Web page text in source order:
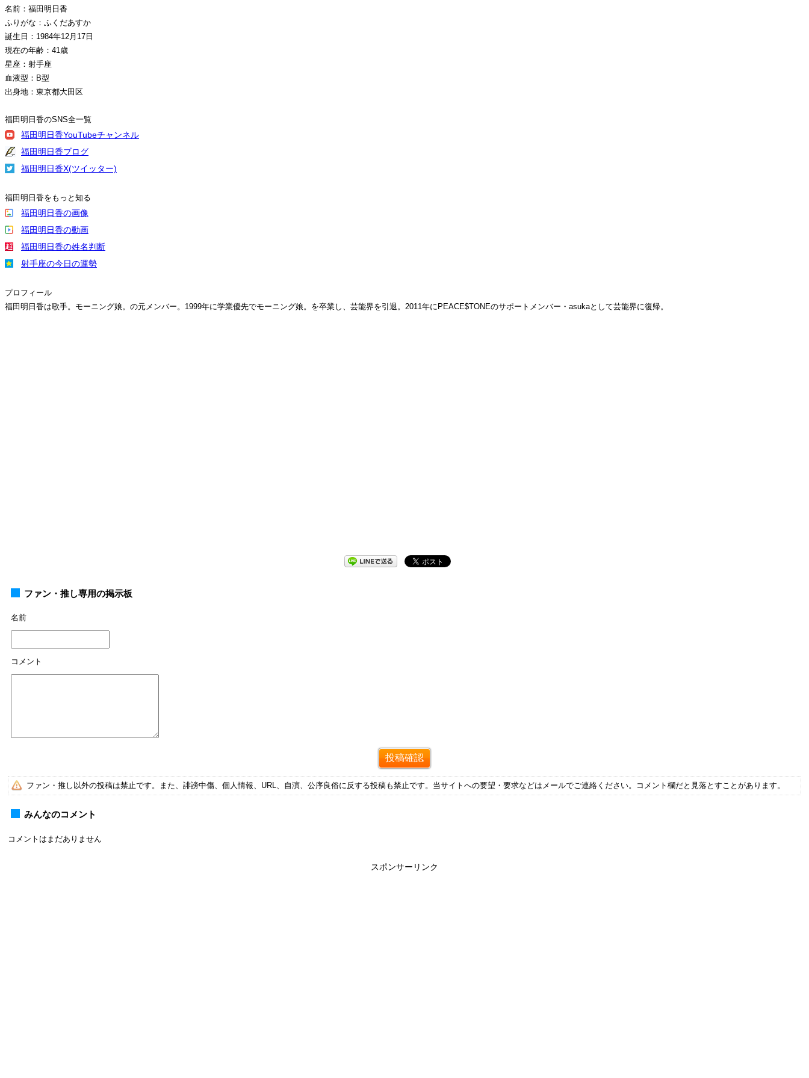
名前：福田明日香
ふりがな：ふくだあすか
誕生日：1984年12月17日
現在の年齢：41歳
星座：射手座
血液型：B型
出身地：東京都大田区
福田明日香のSNS全一覧
福田明日香YouTubeチャンネル
福田明日香ブログ
福田明日香X(ツイッター)
福田明日香をもっと知る
福田明日香の画像
福田明日香の動画
福田明日香の姓名判断
射手座の今日の運勢
プロフィール
福田明日香は歌手。モーニング娘。の元メンバー。1999年に学業優先でモーニング娘。を卒業し、芸能界を引退。2011年にPEACE$TONEのサポートメンバー・asukaとして芸能界に復帰。
ファン・推し専用の掲示板
名前
コメント
ファン・推し以外の投稿は禁止です。また、誹謗中傷、個人情報、URL、自演、公序良俗に反する投稿も禁止です。当サイトへの要望・要求などはメールでご連絡ください。コメント欄だと見落とすことがあります。
みんなのコメント
コメントはまだありません
スポンサーリンク